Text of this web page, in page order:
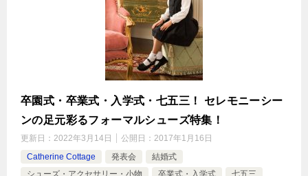
卒園式・卒業式・入学式・七五三！ セレモニーシー
ンの足元彩るフォーマルシューズ特集！
更新日： 2022年3月14日 公開日： 2017年1月16日
Catherine Cottage
発表会
結婚式
シューズ・アクセサリー・小物
卒業式・入学式 七五三